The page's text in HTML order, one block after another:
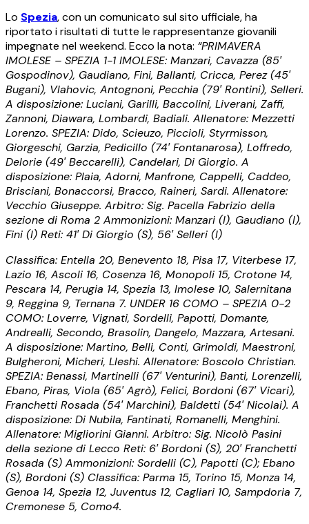
Lo Spezia, con un comunicato sul sito ufficiale, ha
riportato i risultati di tutte le rappresentanze giovanili
impegnate nel weekend. Ecco la nota: “PRIMAVERA
IMOLESE – SPEZIA 1-1 IMOLESE: Manzari, Cavazza (85′
Gospodinov), Gaudiano, Fini, Ballanti, Cricca, Perez (45′
Bugani), Vlahovic, Antognoni, Pecchia (79′ Rontini), Selleri.
A disposizione: Luciani, Garilli, Baccolini, Liverani, Zaffi,
Zannoni, Diawara, Lombardi, Badiali. Allenatore: Mezzetti
Lorenzo. SPEZIA: Dido, Scieuzo, Piccioli, Styrmisson,
Giorgeschi, Garzia, Pedicillo (74′ Fontanarosa), Loffredo,
Delorie (49′ Beccarelli), Candelari, Di Giorgio. A
disposizione: Plaia, Adorni, Manfrone, Cappelli, Caddeo,
Brisciani, Bonaccorsi, Bracco, Raineri, Sardi. Allenatore:
Vecchio Giuseppe. Arbitro: Sig. Pacella Fabrizio della
sezione di Roma 2 Ammonizioni: Manzari (I), Gaudiano (I),
Fini (I) Reti: 41′ Di Giorgio (S), 56′ Selleri (I)
Classifica: Entella 20, Benevento 18, Pisa 17, Viterbese 17,
Lazio 16, Ascoli 16, Cosenza 16, Monopoli 15, Crotone 14,
Pescara 14, Perugia 14, Spezia 13, Imolese 10, Salernitana
9, Reggina 9, Ternana 7. UNDER 16 COMO – SPEZIA 0-2
COMO: Loverre, Vignati, Sordelli, Papotti, Domante,
Andrealli, Secondo, Brasolin, Dangelo, Mazzara, Artesani.
A disposizione: Martino, Belli, Conti, Grimoldi, Maestroni,
Bulgheroni, Micheri, Lleshi. Allenatore: Boscolo Christian.
SPEZIA: Benassi, Martinelli (67′ Venturini), Banti, Lorenzelli,
Ebano, Piras, Viola (65′ Agrò), Felici, Bordoni (67′ Vicari),
Franchetti Rosada (54′ Marchini), Baldetti (54′ Nicolai). A
disposizione: Di Nubila, Fantinati, Romanelli, Menghini.
Allenatore: Migliorini Gianni. Arbitro: Sig. Nicolò Pasini
della sezione di Lecco Reti: 6′ Bordoni (S), 20′ Franchetti
Rosada (S) Ammonizioni: Sordelli (C), Papotti (C); Ebano
(S), Bordoni (S) Classifica: Parma 15, Torino 15, Monza 14,
Genoa 14, Spezia 12, Juventus 12, Cagliari 10, Sampdoria 7,
Cremonese 5, Como4.